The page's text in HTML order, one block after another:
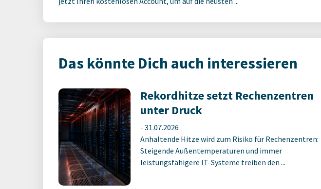
Das könnte Dich auch interessieren
Rekordhitze setzt Rechenzentren
unter Druck
- 31.07.2026
Anhaltende Hitze wird zum Risiko für Rechenzentren:
Steigende Außentemperaturen und immer
leistungsfähigere IT-Systeme treiben den ...